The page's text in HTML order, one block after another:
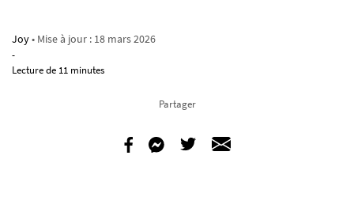
Joy• Mise à jour : 18 mars 2026
-
Lecture de 11 minutes
Partager